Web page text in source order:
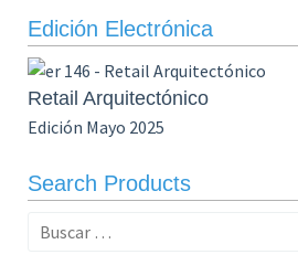
Edición Electrónica
Retail Arquitectónico
Edición Mayo 2025
Search Products
Buscar: